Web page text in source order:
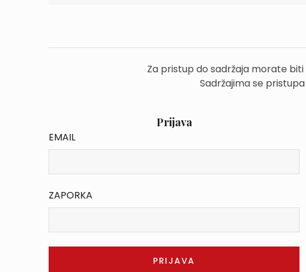
Za pristup do sadržaja morate
Sadržajima se
Prijava
EMAIL
ZAPORKA